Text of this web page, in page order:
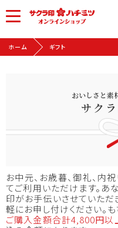
ホーム ギフト
おいしさと素
サク
お中元、お歳暮、御礼、内
てご利用いただけます。あ
印がお手伝いさせていただ
軽にお申し付けください。
ご購入金額合計4,800円以